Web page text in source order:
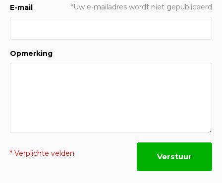
E-mail *Uw e-mailadres wordt niet gepubliceerd
Opmerking
* Verplichte velden Verstuur